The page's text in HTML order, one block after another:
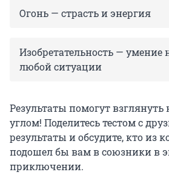
Огонь — страсть и энергия
Изобретательность — умение
любой ситуации
Результаты помогут
углом! Поделитесь тестом с
результаты и обсудите, кто из
подошел бы вам в союзники в
приключении.